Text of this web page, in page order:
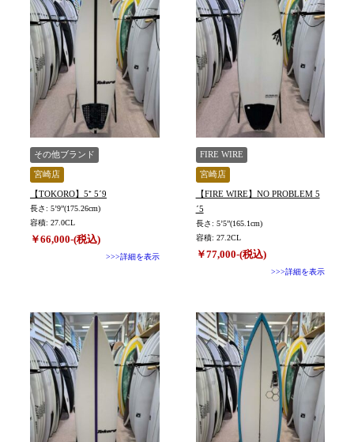
その他ブランド
宮崎店
【TOKORO】5⁺ 5´9
長さ: 5’9”(175.26cm)
容積: 27.0CL
￥66,000-(税込)
>>>詳細を表示
FIRE WIRE
宮崎店
【FIRE WIRE】NO PROBLEM 5
´5
長さ: 5’5”(165.1cm)
容積: 27.2CL
￥77,000-(税込)
>>>詳細を表示